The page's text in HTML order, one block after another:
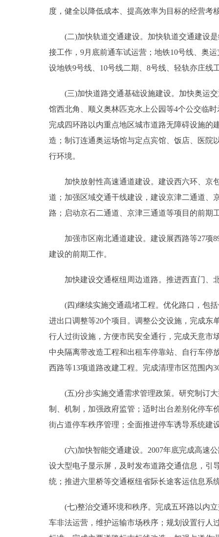
度，健全以降低成本、提高效率为目标的经营考
(二)加快轨道交通建设。加快轨道交通建设是
接工作，9月底前通车试运营；地铁10号线、奥
设地铁9号线、10号线二期、8号线、轻轨亦庄
(三)加快道路交通基础设施建设。加快奥运交
馆西北角、顺义奥林匹克水上公园等4个公交临
完成四环路以内重点地区城市道路无障碍设施的
造；制订连通奥运场馆与定点宾馆、饭店、医院
行环境。
加快放射性高速通道建设。建设西六环、京包
道；加强区域交通干线建设，建设京津二通道、
路；启动京石二通道、京津三通道等项目的前期
加强市区南北通道建设。建设展西路等27项
建设的前期工作。
加快建设交通枢纽周边道路。推进西直门、
(四)继续实施交通疏堵工程。优化路口，包括
进出口调整等20个项目。调整公交设施，完成东
行人过街设施，方便市民安全通行，完成天意市
中央隔离带改造工程和出租车停靠站、自行车停
西路等13项道路改建工程。完成清理市区范围内
(五)分步实施交通需求管理政策。研究制订大
制、机制，加强政府监管；适时出台差别化停车
街占道停车秩序管理；全面推进停车诱导系统建
(六)加快智能交通建设。2007年底完成高速公
设大型电子显示屏，及时发布道路交通信息，引
统；推进六里桥等交通枢纽省际长途客运信息系
(七)整治交通环境和秩序。完成五环路以内立
车非法运营，维护运输市场秩序；规划设置行人